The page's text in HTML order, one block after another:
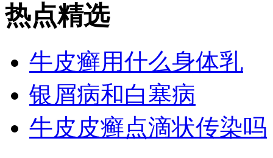
热点精选
牛皮癣用什么身体乳
银屑病和白塞病
牛皮皮癣点滴状传染吗